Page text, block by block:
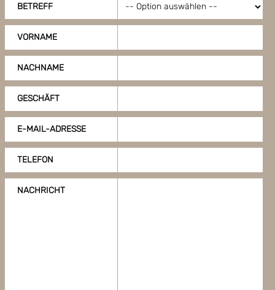
BETREFF
VORNAME
NACHNAME
GESCHÄFT
E-MAIL-ADRESSE
TELEFON
NACHRICHT